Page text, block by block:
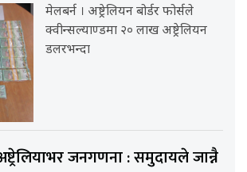
मेलबर्न । अष्ट्रेलियन बोर्डर फोर्सले
क्वीन्सल्याण्डमा २० लाख अष्ट्रेलियन
डलरभन्दा
जनगणना : समुदायले जान्नै